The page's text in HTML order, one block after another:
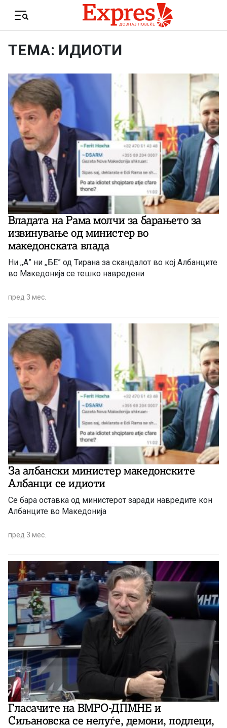
Menu
ТЕМА: ИДИОТИ
Владата на Рама молчи за барањето за
извинување од министер во
македонската влада
Ни ,,А” ни ,,БЕ” од Тирана за скандалот во кој Албанците
во Македонија се тешко навредени
пред 3 мес.
За албански министер македонските
Албанци се идиоти
Се бара оставка од министерот заради навредите кон
Албанците во Македонија
пред 3 мес.
Гласачите на ВМРО-ДПМНЕ и
Сиљановска се нелуѓе, демони, подлеци,